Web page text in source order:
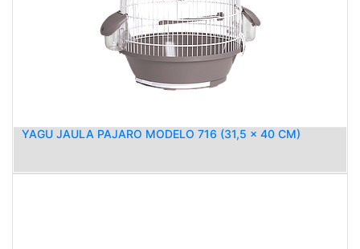
YAGU JAULA PAJARO MODELO 716 (31,5 x 40 CM)